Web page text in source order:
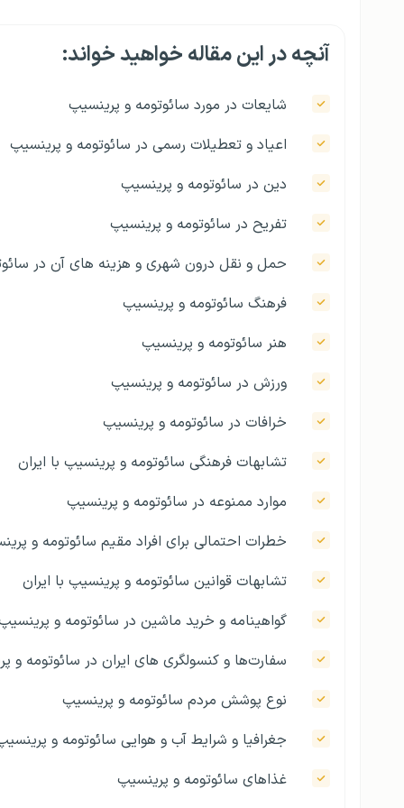
آنچه در این مقاله خواهید خواند:
شایعات در مورد سائوتومه و پرینسیپ
اعیاد و تعطیلات رسمی در سائوتومه و پرینسیپ
دین در سائوتومه و پرینسیپ
تفریح در سائوتومه و پرینسیپ
حمل و نقل درون شهری و هزینه های آن در
فرهنگ سائوتومه و پرینسیپ
هنر سائوتومه و پرینسیپ
ورزش در سائوتومه و پرینسیپ
خرافات در سائوتومه و پرینسیپ
تشابهات فرهنگی سائوتومه و پرینسیپ با ایران
موارد ممنوعه در سائوتومه و پرینسیپ
خطرات احتمالی برای افراد مقیم سائوتومه و
تشابهات قوانین سائوتومه و پرینسیپ با ایران
گواهینامه و خرید ماشین در سائوتومه و
سفارت‌ها و کنسولگری های ایران در سائوتومه و
نوع پوشش مردم سائوتومه و پرینسیپ
جغرافیا و شرایط آب و هوایی سائوتومه و
غذاهای سائوتومه و پرینسیپ